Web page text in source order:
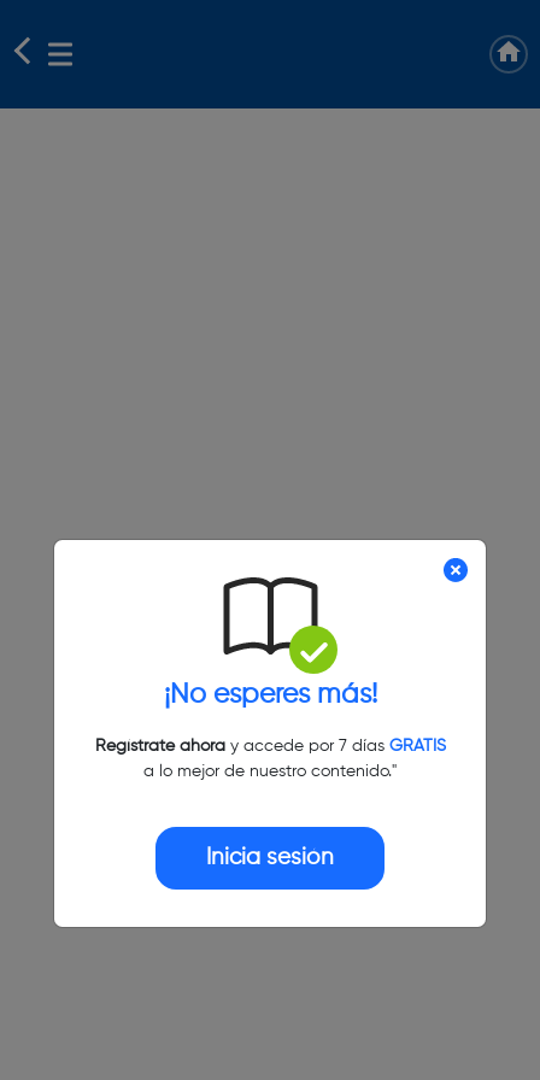
¡No esperes más!
Regístrate ahoray accede por 7 días GRATIS
a lo mejor de nuestro contenido."
Inicia sesión